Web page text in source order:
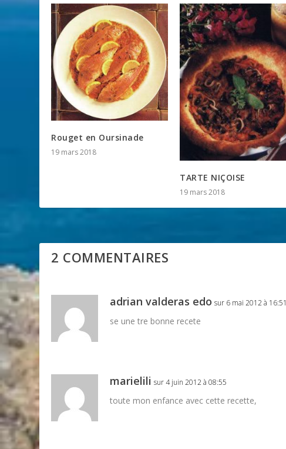
Rouget en Oursinade
19 mars 2018
TARTE NIÇOISE
19 mars 2018
2 COMMENTAIRES
adrian valderas edo sur 6 mai 2012 à 16:51
se une tre bonne recete
marielili sur 4 juin 2012 à 08:55
toute mon enfance avec cette recette,